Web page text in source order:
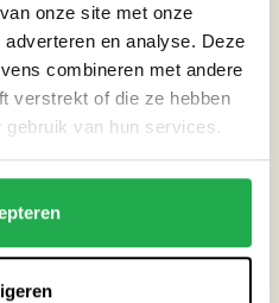
onze site met onze
en analyse. Deze
combineren met andere
verstrekt of die ze hebben
van hun services.
is rekening gehouden met
De straat wordt eenholle weg
kan staan. Bij een
in het midden van de straat
de huizen in loopt. Een echte